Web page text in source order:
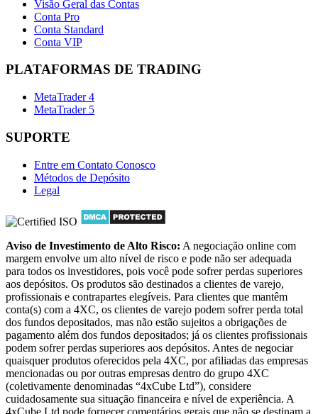
Visão Geral das Contas
Conta Pro
Conta Standard
Conta VIP
PLATAFORMAS DE TRADING
MetaTrader 4
MetaTrader 5
SUPORTE
Entre em Contato Conosco
Métodos de Depósito
Legal
Aviso de Investimento de Alto Risco: A negociação online com
margem envolve um alto nível de risco e pode não ser adequada
para todos os investidores, pois você pode sofrer perdas superiores
aos depósitos. Os produtos são destinados a clientes de varejo,
profissionais e contrapartes elegíveis. Para clientes que mantêm
conta(s) com a 4XC, os clientes de varejo podem sofrer perda total
dos fundos depositados, mas não estão sujeitos a obrigações de
pagamento além dos fundos depositados; já os clientes profissionais
podem sofrer perdas superiores aos depósitos. Antes de negociar
quaisquer produtos oferecidos pela 4XC, por afiliadas das empresas
mencionadas ou por outras empresas dentro do grupo 4XC
(coletivamente denominadas “4xCube Ltd”), considere
cuidadosamente sua situação financeira e nível de experiência. A
4xCube Ltd pode fornecer comentários gerais que não se destinam a